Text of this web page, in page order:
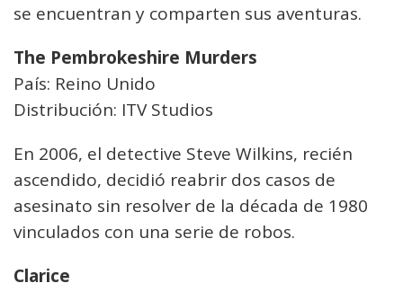
se encuentran y comparten sus aventuras.
The Pembrokeshire Murders
País: Reino Unido
Distribución: ITV Studios
En 2006, el detective Steve Wilkins, recién
ascendido, decidió reabrir dos casos de
asesinato sin resolver de la década de 1980
vinculados con una serie de robos.
Clarice